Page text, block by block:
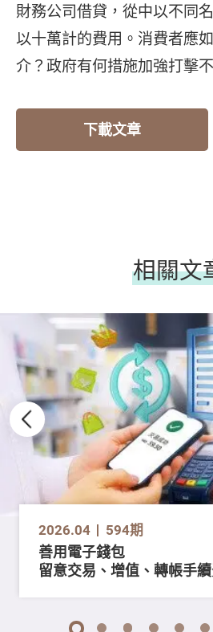
財務公司借貸，從中以不同
以十萬計的費用。消費者應
介？政府有何措施加強打擊
下載文章
相關文
2026.04 594期
善用電子錢包
留意交易、增值、轉帳手